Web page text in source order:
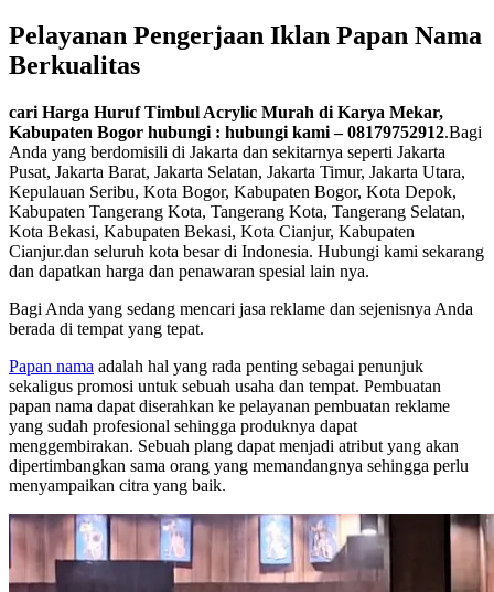
Pelayanan Pengerjaan Iklan Papan Nama
Berkualitas
cari Harga Huruf Timbul Acrylic Murah di Karya Mekar,
Kabupaten Bogor hubungi : hubungi kami – 08179752912.Bagi
Anda yang berdomisili di Jakarta dan sekitarnya seperti Jakarta
Pusat, Jakarta Barat, Jakarta Selatan, Jakarta Timur, Jakarta Utara,
Kepulauan Seribu, Kota Bogor, Kabupaten Bogor, Kota Depok,
Kabupaten Tangerang Kota, Tangerang Kota, Tangerang Selatan,
Kota Bekasi, Kabupaten Bekasi, Kota Cianjur, Kabupaten
Cianjur.dan seluruh kota besar di Indonesia. Hubungi kami sekarang
dan dapatkan harga dan penawaran spesial lain nya.
Bagi Anda yang sedang mencari jasa reklame dan sejenisnya Anda
berada di tempat yang tepat.
Papan nama adalah hal yang rada penting sebagai penunjuk
sekaligus promosi untuk sebuah usaha dan tempat. Pembuatan
papan nama dapat diserahkan ke pelayanan pembuatan reklame
yang sudah profesional sehingga produknya dapat
menggembirakan. Sebuah plang dapat menjadi atribut yang akan
dipertimbangkan sama orang yang memandangnya sehingga perlu
menyampaikan citra yang baik.